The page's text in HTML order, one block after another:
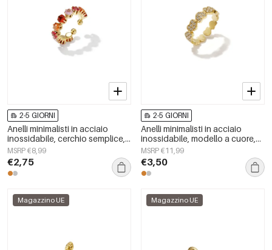
2-5 GIORNI
Anelli minimalisti in acciaio
inossidabile, cerchio semplice,
serie Daily Simple, gioielli da
donna
MSRP €8,99
€2,75
2-5 GIORNI
Anelli minimalisti in acciaio
inossidabile, modello a cuore,
serie semplice per tutti i giorni,
gioielli da donna.
MSRP €11,99
€3,50
Magazzino UE Magazzino UE